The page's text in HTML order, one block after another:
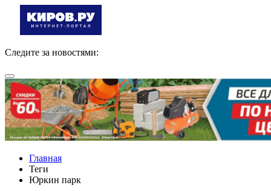
Следите за новостями:
Главная
Теги
Юркин парк